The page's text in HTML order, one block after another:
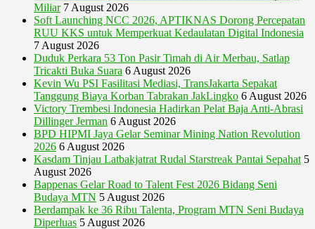
Miliar 7 August 2026
Soft Launching NCC 2026, APTIKNAS Dorong Percepatan
RUU KKS untuk Memperkuat Kedaulatan Digital Indonesia
7 August 2026
Duduk Perkara 53 Ton Pasir Timah di Air Merbau, Satlap
Tricakti Buka Suara 6 August 2026
Kevin Wu PSI Fasilitasi Mediasi, TransJakarta Sepakat
Tanggung Biaya Korban Tabrakan JakLingko 6 August 2026
Victory Trembesi Indonesia Hadirkan Pelat Baja Anti-Abrasi
Dillinger Jerman 6 August 2026
BPD HIPMI Jaya Gelar Seminar Mining Nation Revolution
2026 6 August 2026
Kasdam Tinjau Latbakjatrat Rudal Starstreak Pantai Sepahat 5
August 2026
Bappenas Gelar Road to Talent Fest 2026 Bidang Seni
Budaya MTN 5 August 2026
Berdampak ke 36 Ribu Talenta, Program MTN Seni Budaya
Diperluas 5 August 2026